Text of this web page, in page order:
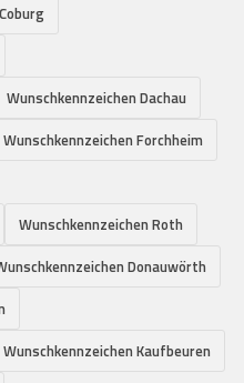
Wunschkennzeichen Dachau
Wunschkennzeichen Forchheim
Wunschkennzeichen Roth
Donauwörth
Wunschkennzeichen Kaufbeuren